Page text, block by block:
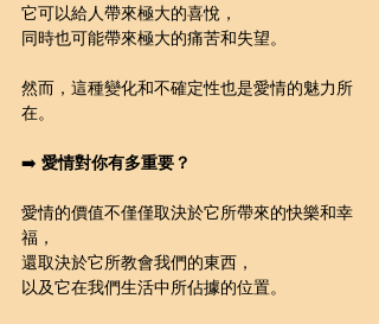
它可以給人帶來極大的喜悅，
同時也可能帶來極大的痛苦和失望。
然而，這種變化和不確定性也是愛情的魅力所
在。
➡️ 愛情對你有多重要？
愛情的價值不僅僅取決於它所帶來的快樂和幸
福，
還取決於它所教會我們的東西，
以及它在我們生活中所佔據的位置。